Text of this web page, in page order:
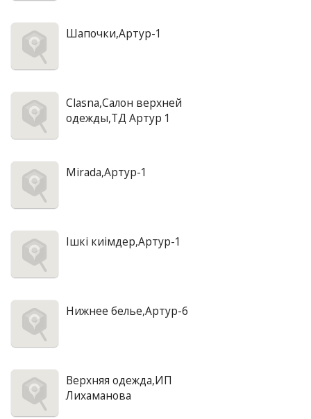
Шапочки,Артур-1
Clasna,Салон верхней
одежды,ТД Артур 1
Mirada,Артур-1
Iшкi киiмдер,Артур-1
Нижнее белье,Артур-6
Верхняя одежда,ИП
Лихаманова